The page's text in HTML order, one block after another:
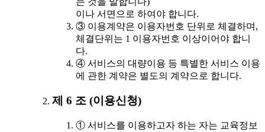
이나 서면으로 하여야 합니다.
③ 이용계약은 이용자번호 단위로 체결하며,
체결단위는 1 이용자번호 이상이어야 합니
다.
④ 서비스의 대량이용 등 특별한 서비스 이용
에 관한 계약은 별도의 계약으로 합니다.
제 6 조 (이용신청)
① 서비스를 이용하고자 하는 자는 교육정보